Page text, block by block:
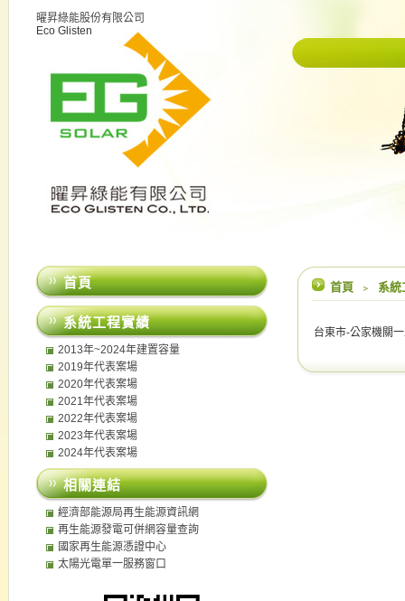
曜昇綠能股份有限公司
Eco Glisten
首頁 ﹥ 系
台東市-公家機關
首頁
系統工程實績
2013年~2024年建置容量
2019年代表案場
2020年代表案場
2021年代表案場
2022年代表案場
2023年代表案場
2024年代表案場
相關連結
經濟部能源局再生能源資訊網
再生能源發電可併網容量查詢
國家再生能源憑證中心
太陽光電單一服務窗口